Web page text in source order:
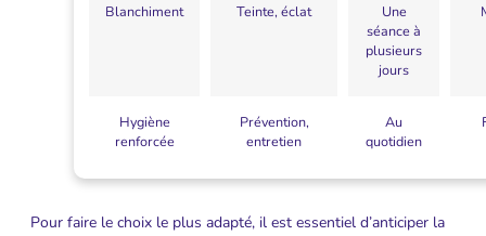
Blanchiment Teinte, éclat
Une
séance à
plusieurs
jours
Hygiène
renforcée
Prévention,
entretien
Au
quotidien
Pour faire le choix le plus adapté, il est essentiel d’anticiper la